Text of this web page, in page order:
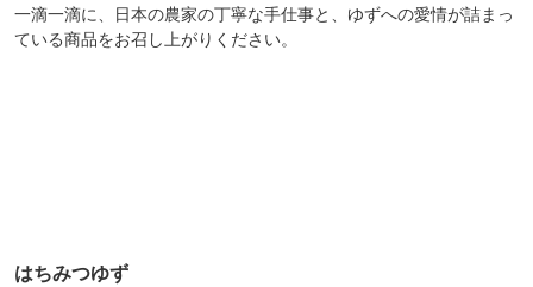
一滴一滴に、日本の農家の丁寧な手仕事と、ゆずへの愛情が詰まっ
ている商品をお召し上がりください。
はちみつゆず